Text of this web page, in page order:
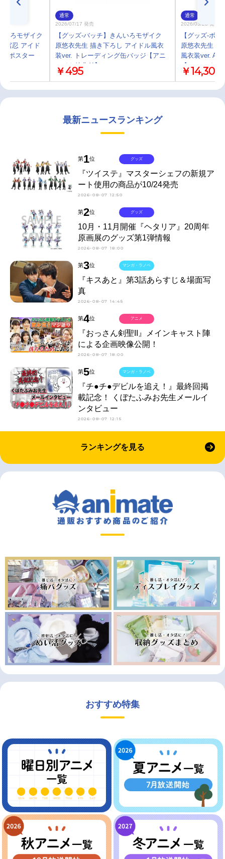
いろモザイク
宮忍 アイド
工ポスター
通常
2026/07/17 発売
【グッズ-バッチ】きんいろモザイク
原悠衣先生 描き下ろし アイドル風衣
装ver. トレーディング缶バッジ【アニ
メイト特典付】
￥495
通常
2026/03/28 発売
【グッズ-ボ
原悠衣先生 描
風衣装ver. A4
【アニメイト
￥14,300
最新ニュースランキング
第1位
『ツイステ』マスターシェフの新規ア
ート使用の商品が10/24発売
2026-08-07 12:50
グッズ
第2位
10月・11月開催『ヘタリア』20周年
原画展のグッズ第1弾情報
2026-08-07 18:00
グッズ
第3位
『キスあと』第3話あらすじ＆場面写
真
2026-08-07 14:45
マンガ・ラノベ
第4位
『おっさん剣聖II』メインキャスト陣
による企画映像公開！
2026-08-07 18:00
アニメ
第5位
『チ●チ●デビルを追え！』最終回掲
載記念！ くぼたふみお先生メールイ
ンタビュー
2026-08-07 12:15
マンガ・ラノベ
ランキングを見る
おすすめ特集